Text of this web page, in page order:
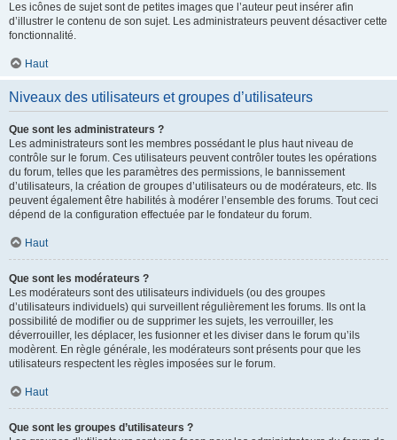
Les icônes de sujet sont de petites images que l’auteur peut insérer afin
d’illustrer le contenu de son sujet. Les administrateurs peuvent désactiver cette
fonctionnalité.
Haut
Niveaux des utilisateurs et groupes d’utilisateurs
Que sont les administrateurs ?
Les administrateurs sont les membres possédant le plus haut niveau de
contrôle sur le forum. Ces utilisateurs peuvent contrôler toutes les opérations
du forum, telles que les paramètres des permissions, le bannissement
d’utilisateurs, la création de groupes d’utilisateurs ou de modérateurs, etc. Ils
peuvent également être habilités à modérer l’ensemble des forums. Tout ceci
dépend de la configuration effectuée par le fondateur du forum.
Haut
Que sont les modérateurs ?
Les modérateurs sont des utilisateurs individuels (ou des groupes
d’utilisateurs individuels) qui surveillent régulièrement les forums. Ils ont la
possibilité de modifier ou de supprimer les sujets, les verrouiller, les
déverrouiller, les déplacer, les fusionner et les diviser dans le forum qu’ils
modèrent. En règle générale, les modérateurs sont présents pour que les
utilisateurs respectent les règles imposées sur le forum.
Haut
Que sont les groupes d’utilisateurs ?